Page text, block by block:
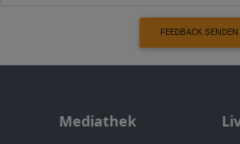
FEEDBACK SENDEN
Mediathek